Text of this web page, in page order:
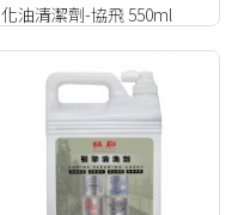
化油清潔劑-協飛 550ml